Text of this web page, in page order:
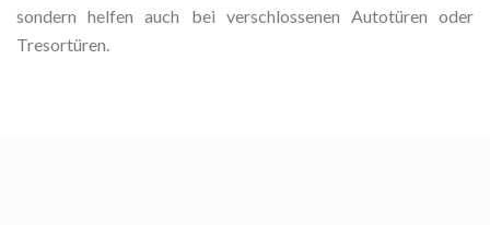
sondern helfen auch bei verschlossenen Autotüren oder
Tresortüren.